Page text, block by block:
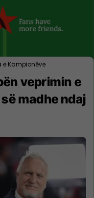
e Kampionëve
veprimin e
madhe ndaj